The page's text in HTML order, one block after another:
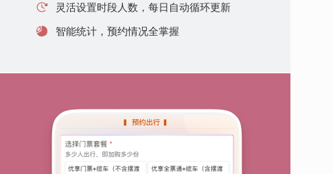
灵活设置时段人数，每日自动循环更新
智能统计，预约情况全掌握